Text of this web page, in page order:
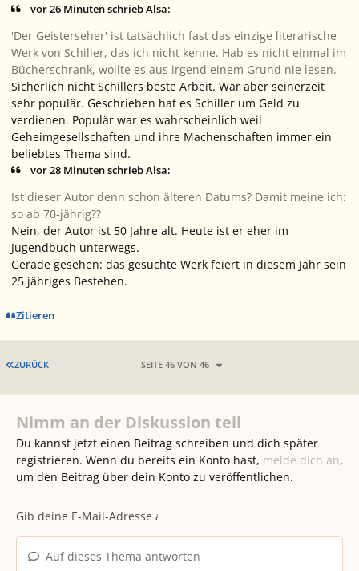
vor 26 Minuten schrieb Alsa:
'Der Geisterseher' ist tatsächlich fast das einzige literarische
Werk von Schiller, das ich nicht kenne. Hab es nicht einmal im
Bücherschrank, wollte es aus irgend einem Grund nie lesen.
Sicherlich nicht Schillers beste Arbeit. War aber seinerzeit
sehr populär. Geschrieben hat es Schiller um Geld zu
verdienen. Populär war es wahrscheinlich weil
Geheimgesellschaften und ihre Machenschaften immer ein
beliebtes Thema sind.
vor 28 Minuten schrieb Alsa:
Ist dieser Autor denn schon älteren Datums? Damit meine ich:
so ab 70-jährig??
Nein, der Autor ist 50 Jahre alt. Heute ist er eher im
Jugendbuch unterwegs.
Gerade gesehen: das gesuchte Werk feiert in diesem Jahr sein
25 jähriges Bestehen.
Zitieren
ERSTE SEITE
ZURÜCK SEITE 46 VON 46
Nimm an der Diskussion teil
Du kannst jetzt einen Beitrag schreiben und dich später
registrieren. Wenn du bereits ein Konto hast, melde dich an,
um den Beitrag über dein Konto zu veröffentlichen.
Auf dieses Thema antworten